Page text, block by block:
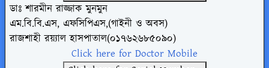
ডাঃ শারমীন রাজ্জাক মুনমুন
এম.বি.বি.এস, এফসিপিএস,(গাইনী ও অবস)
রাজশাহী রয়্যাল হাসপাতাল(০১৭৬২৬৮৫০৯০)
Click here for Doctor Mobile